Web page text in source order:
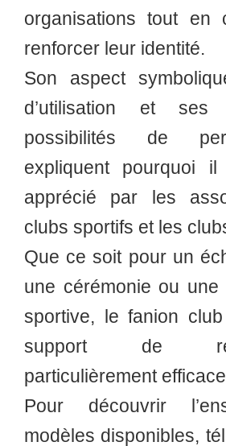
organisations tout en
renforcer leur identité.
Son aspect
d’utilisation et ses
possibilités de
expliquent pourquoi
apprécié par les
clubs sportifs et les
Que ce soit pour un
une cérémonie ou une
sportive, le fanion
support de
particulièrement
Pour découvrir
modèles disponibles,